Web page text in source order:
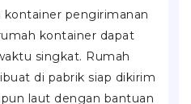
kontainer pengirimanan
kontainer dapat
singkat. Rumah
di pabrik siap dikirim
laut dengan bantuan